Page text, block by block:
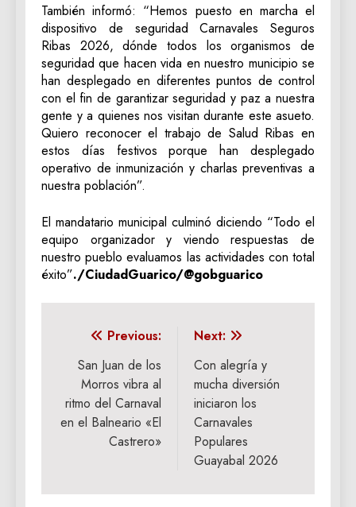
También informó: “Hemos puesto en marcha el
dispositivo de seguridad Carnavales Seguros
Ribas 2026, dónde todos los organismos de
seguridad que hacen vida en nuestro municipio se
han desplegado en diferentes puntos de control
con el fin de garantizar seguridad y paz a nuestra
gente y a quienes nos visitan durante este asueto.
Quiero reconocer el trabajo de Salud Ribas en
estos días festivos porque han desplegado
operativo de inmunización y charlas preventivas a
nuestra población”.
El mandatario municipal culminó diciendo “Todo el
equipo organizador y viendo respuestas de
nuestro pueblo evaluamos las actividades con total
éxito”./CiudadGuarico/@gobguarico
Navegación
de
entradas
Previous:
‎San Juan de los
Morros vibra al
ritmo del Carnaval
en el Balneario «El
Castrero»
Next:
Con alegría y
mucha diversión
iniciaron los
Carnavales
Populares
Guayabal 2026